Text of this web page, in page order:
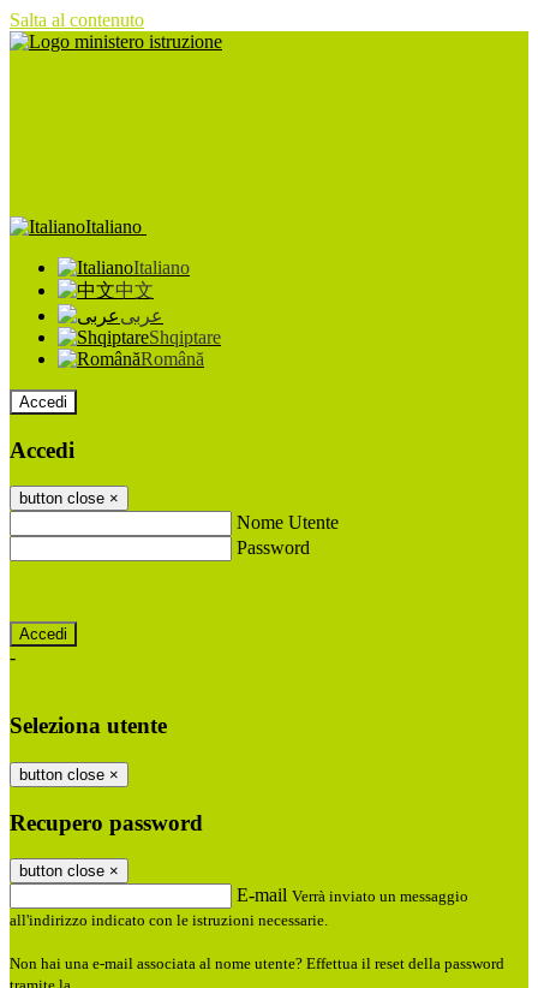
Salta al contenuto
Italiano
Italiano
中文
عربى
Shqiptare
Română
Accedi
Accedi
button close ×
Nome Utente
Password
-
Seleziona utente
button close ×
Recupero password
button close ×
E-mail Verrà inviato un messaggio
all'indirizzo indicato con le istruzioni necessarie.
Non hai una e-mail associata al nome utente? Effettua il reset della password